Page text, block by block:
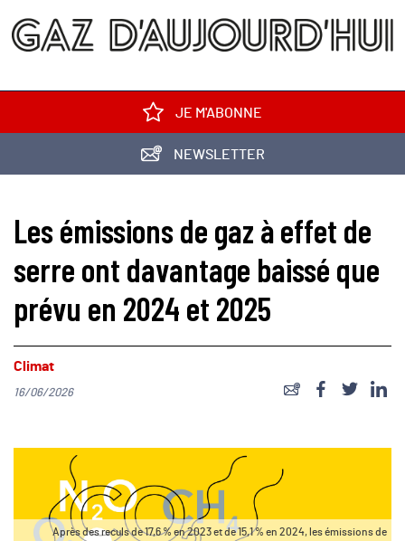
JE M'ABONNE
NEWSLETTER
Les émissions de gaz à effet de
serre ont davantage baissé que
prévu en 2024 et 2025
Climat
16/06/2026
Après des reculs de 17,6 % en 2023 et de 15,1 % en 2024, les émissions de